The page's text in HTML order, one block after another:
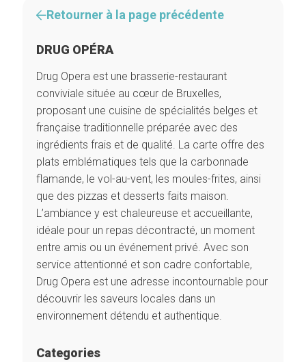
Retourner à la page précédente
DRUG OPÉRA
Drug Opera est une brasserie-restaurant
conviviale située au cœur de Bruxelles,
proposant une cuisine de spécialités belges et
française traditionnelle préparée avec des
ingrédients frais et de qualité. La carte offre des
plats emblématiques tels que la carbonnade
flamande, le vol-au-vent, les moules-frites, ainsi
que des pizzas et desserts faits maison.
L’ambiance y est chaleureuse et accueillante,
idéale pour un repas décontracté, un moment
entre amis ou un événement privé. Avec son
service attentionné et son cadre confortable,
Drug Opera est une adresse incontournable pour
découvrir les saveurs locales dans un
environnement détendu et authentique.
Categories